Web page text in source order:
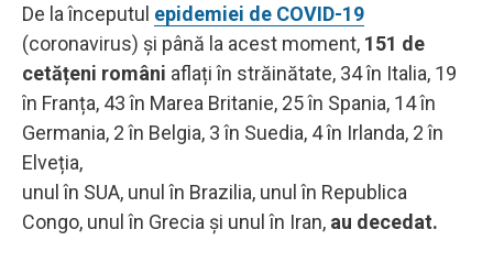
De la începutul epidemiei de COVID-19
(coronavirus) și până la acest moment, 151 de
cetățeni români aflați în străinătate, 34 în Italia, 19
în Franța, 43 în Marea Britanie, 25 în Spania, 14 în
Germania, 2 în Belgia, 3 în Suedia, 4 în Irlanda, 2 în
Elveția,
unul în SUA, unul în Brazilia, unul în Republica
Congo, unul în Grecia și unul în Iran, au decedat.